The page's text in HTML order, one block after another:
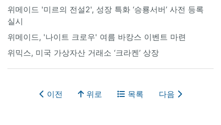
위메이드 '미르의 전설2', 성장 특화 ‘승룡서버’ 사전 등록
실시
위메이드, '나이트 크로우' 여름 바캉스 이벤트 마련
위믹스, 미국 가상자산 거래소 ‘크라켄’ 상장
이전 위로 목록 다음